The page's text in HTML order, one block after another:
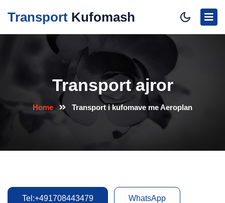
Transport Kufomash
Transport ajror
Home Transport i kufomave me Aeroplan
Tel:+491708443479 WhatsApp